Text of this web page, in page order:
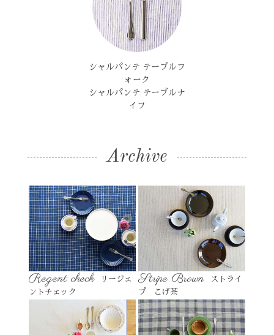
シャルパンテ テーブルフ
ォーク
シャルパンテ テーブルナ
イフ
Archive
Regent check
リージェ
ントチェック
Stripe Brown
ストライ
プ こげ茶